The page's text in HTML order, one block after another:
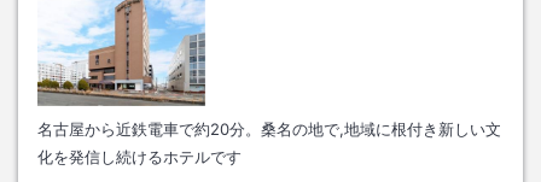
名古屋から近鉄電車で約20分。桑名の地で,地域に根付き新しい文
化を発信し続けるホテルです